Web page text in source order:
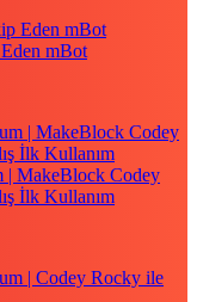
mBot
| MakeBlock Codey
İlk Kullanım